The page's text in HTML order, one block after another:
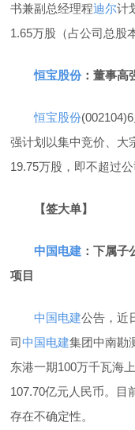
书兼副总经理程迪尔计
1.65万股（占公司总股
恒宝股份：董事高
恒宝股份
强计划以集中竞价、大
19.75万股，即不超过公
【签大单】
中国电建 ：下属
项目
中国电建公告，近
司中国电建集团中南勘
东港一期100万千瓦海
107.70亿元人民币。目
存在不确定性。